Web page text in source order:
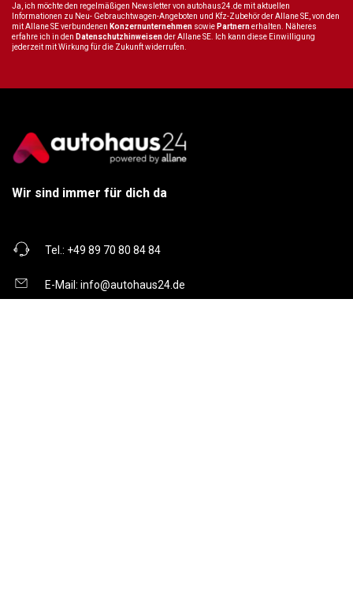
Ja, ich möchte den regelmäßigen Newsletter von autohaus24.de mit aktuellen
Informationen zu Neu- Gebrauchtwagen-Angeboten und Kfz-Zubehör der Allane SE, von den
mit Allane SE verbundenen Konzernunternehmen sowie Partnernerhalten. Näheres
erfahre ich in den Datenschutzhinweisender Allane SE. Ich kann diese Einwilligung
jederzeit mit Wirkung für die Zukunft widerrufen.
Wir sind immer für dich da
Tel.: +49 89 70 80 84 84
E-Mail: info@autohaus24.de